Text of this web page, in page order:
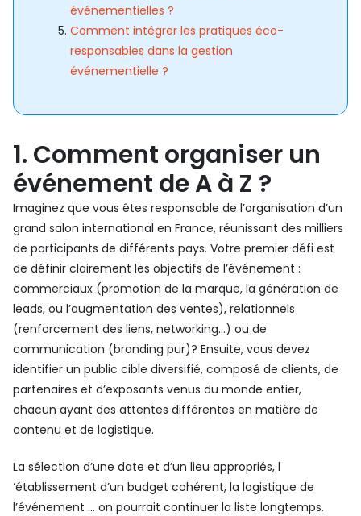
événementielles ?
Comment intégrer les pratiques éco-
responsables dans la gestion
événementielle ?
1. Comment organiser un
événement de A à Z ?
Imaginez que vous êtes responsable de l’organisation d’un
grand salon international en France, réunissant des milliers
de participants de différents pays. Votre premier défi est
de définir clairement les objectifs de l’événement :
commerciaux (promotion de la marque, la génération de
leads, ou l’augmentation des ventes), relationnels
(renforcement des liens, networking…) ou de
communication (branding pur)? Ensuite, vous devez
identifier un public cible diversifié, composé de clients, de
partenaires et d’exposants venus du monde entier,
chacun ayant des attentes différentes en matière de
contenu et de logistique.
La sélection d’une date et d’un lieu appropriés, l
‘établissement d’un budget cohérent, la logistique de
l’événement … on pourrait continuer la liste longtemps.